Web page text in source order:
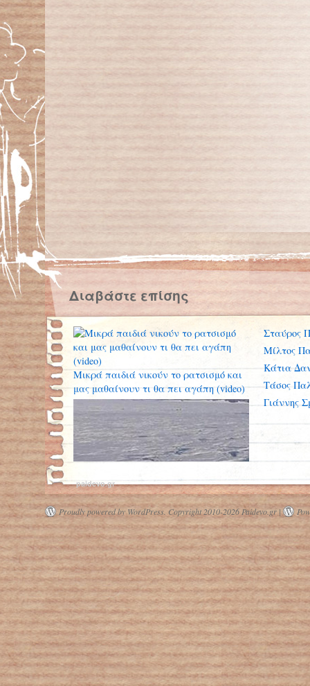
Διαβάστε επίσης
Μικρά παιδιά νικούν το ρατσισμό και
μας μαθαίνουν τι θα πει αγάπη (video)
Παγόβουνο 30 φορές μεγαλύτερο από
το Μανχάταν είναι έτοιμο να
αποκολληθεί – Τι λένε επιστήμονες
Σταύρος
Μίλτος
Κάτια
Τάσος
Γιάννης
paidevo.gr
Proudly powered by WordPress. Copyright 2010-2026 Paidevo.gr |